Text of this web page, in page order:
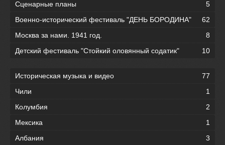
Сценарные планы
5
Военно-исторический фестиваль "ДЕНЬ БОРОДИНА"
62
Москва за нами. 1941 год.
8
Детский фестиваль "Стойкий оловянный содатик"
10
Историческая музыка и видео
77
Чили
1
Колумбия
2
Мексика
1
Албания
3